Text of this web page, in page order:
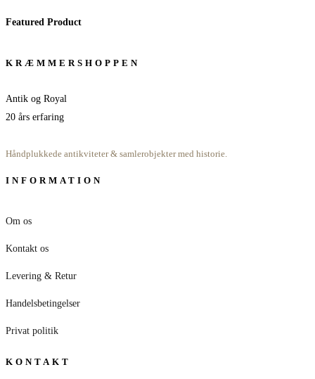
Featured Product
KRÆMMERSHOPPEN
Antik og Royal
20 års erfaring
Håndplukkede antikviteter & samlerobjekter med historie.
INFORMATION
Om os
Kontakt os
Levering & Retur
Handelsbetingelser
Privat politik
KONTAKT